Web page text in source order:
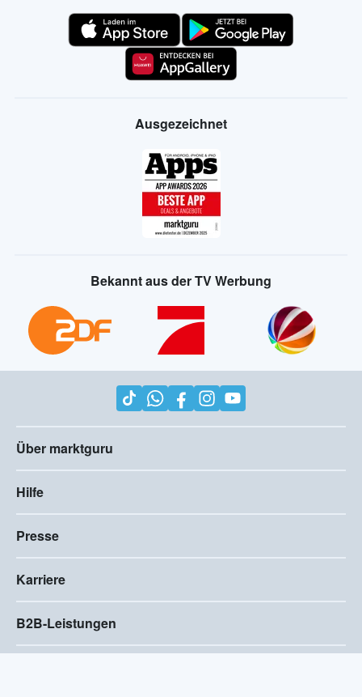
Ausgezeichnet
Bekannt aus der TV Werbung
Über marktguru
Hilfe
Presse
Karriere
B2B-Leistungen